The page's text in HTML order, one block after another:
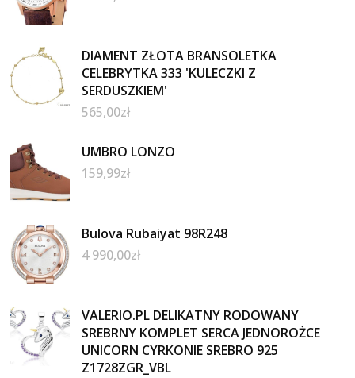
DIAMENT ZŁOTA BRANSOLETKA
CELEBRYTKA 333 'KULECZKI Z
SERDUSZKIEM'
565,00zł
UMBRO LONZO
159,99zł
Bulova Rubaiyat 98R248
4 990,00zł
VALERIO.PL DELIKATNY RODOWANY
SREBRNY KOMPLET SERCA JEDNOROŻCE
UNICORN CYRKONIE SREBRO 925
Z1728ZGR_VBL